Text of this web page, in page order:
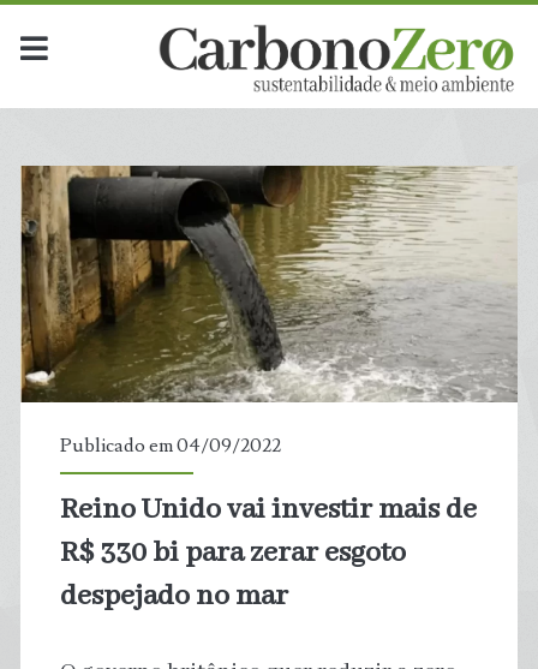
Publicado em 04/09/2022
Reino Unido vai investir mais de
R$ 330 bi para zerar esgoto
despejado no mar